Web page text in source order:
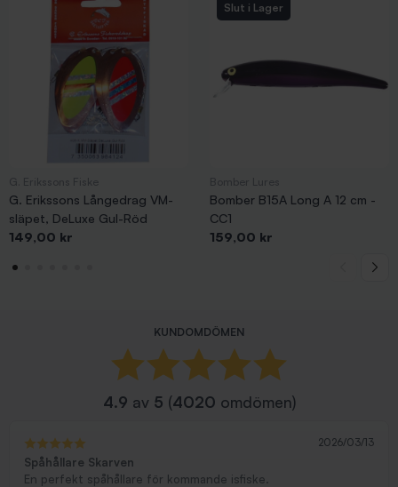
G. Erikssons Långedrag VM-
släpet, DeLuxe Gul-Röd
Pris
149,00 kr
Slut i Lager
Bomber B15A Long A 12 cm -
CC1
Pris
159,00 kr
KUNDOMDÖMEN
4.9 av 5 (4020 omdömen)
2026/03/13
Spåhållare Skarven
En perfekt spåhållare för kommande isfiske.